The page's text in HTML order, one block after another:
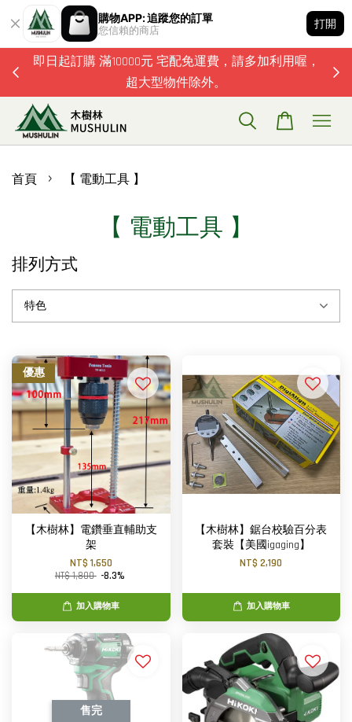
購物APP: 追蹤您的訂單
您信賴的商店
打開
即日起訂購 滿10000元 宅配免運費，請多加利用喔，
超大型物件除外。
首頁 › 【 電動工具 】
【 電動工具 】
排列方式
優惠
【木樹林】電鑽垂直輔助支
架
NT$ 1,650
NT$ 1,800 -8.3%
加入購物車
【木樹林】鋸台校驗百分表
套裝【美國igaging】
NT$ 2,190
加入購物車
售完